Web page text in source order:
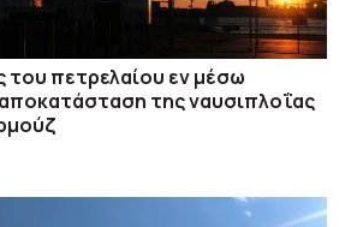
του πετρελαίου εν μέσω
της ναυσιπλοΐας